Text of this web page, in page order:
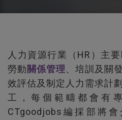
人力資源行業（HR）主
勞動關係管理、培訓及關
效評估及制定人力需求計
工，每個範疇都會有
CTgoodjobs編採部將